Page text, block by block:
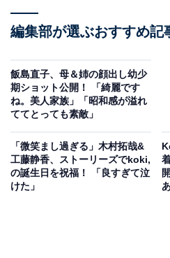
編集部が選ぶおすすめ記
飯島直子、母＆姉の顔出し幼少
期ショット公開！ 「綺麗です
ね。美人家族」「昭和感が溢れ
ててとっても素敵」
「微笑まし過ぎる」木村拓哉&
工藤静香、ストーリーズでkoki,
の誕生日を祝福！ 「良すぎて泣
けた」